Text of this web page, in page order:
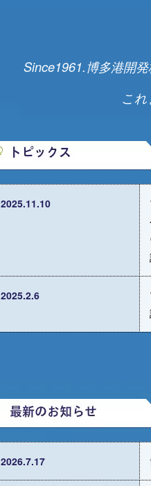
Since1961.博多港開
こ
2025.11.10
2025.2.6
2026.7.17